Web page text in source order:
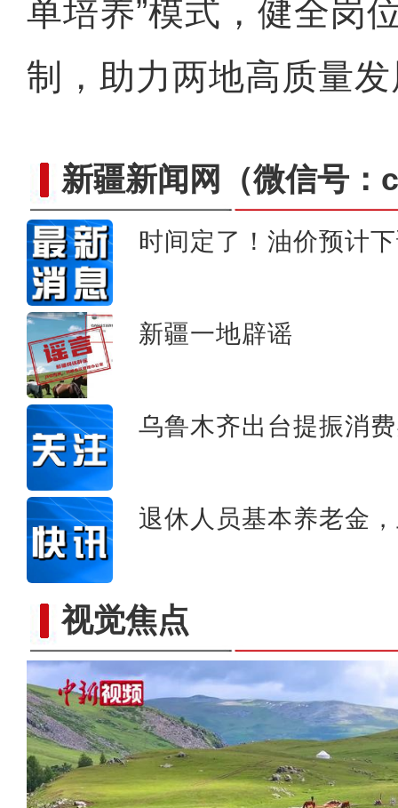
单培养”模式，健全岗
制，助力两地高质量
新疆新闻网 （微信号
时间定了！油价预计
新疆一地辟谣
乌鲁木齐出台提振消
退休人员基本养老金
视觉焦点新疆察布查尔县近400名舞